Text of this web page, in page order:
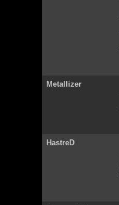
Metallizer
HastreD